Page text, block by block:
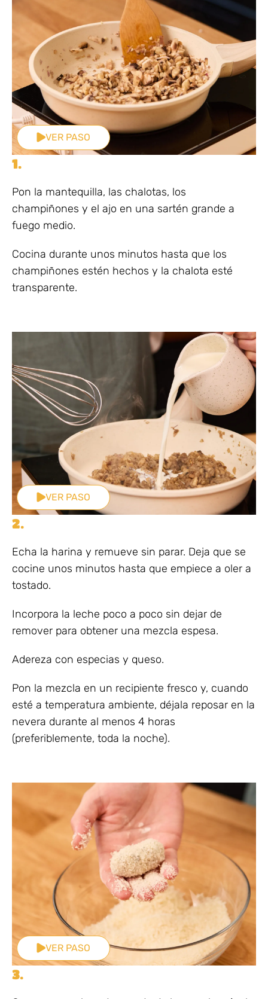
VER PASO
1.
Pon la mantequilla, las chalotas, los
champiñones y el ajo en una sartén grande a
fuego medio.
Cocina durante unos minutos hasta que los
champiñones estén hechos y la chalota esté
transparente.
VER PASO
2.
Echa la harina y remueve sin parar. Deja que se
cocine unos minutos hasta que empiece a oler a
tostado.
Incorpora la leche poco a poco sin dejar de
remover para obtener una mezcla espesa.
Adereza con especias y queso.
Pon la mezcla en un recipiente fresco y, cuando
esté a temperatura ambiente, déjala reposar en la
nevera durante al menos 4 horas
(preferiblemente, toda la noche).
VER PASO
3.